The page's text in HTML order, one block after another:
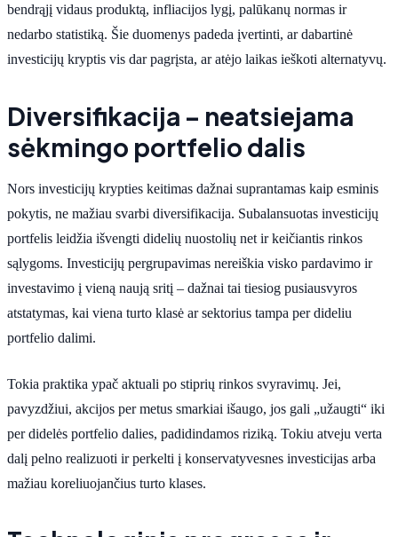
bendrąjį vidaus produktą, infliacijos lygį, palūkanų normas ir
nedarbo statistiką. Šie duomenys padeda įvertinti, ar dabartinė
investicijų kryptis vis dar pagrįsta, ar atėjo laikas ieškoti alternatyvų.
Diversifikacija – neatsiejama
sėkmingo portfelio dalis
Nors investicijų krypties keitimas dažnai suprantamas kaip esminis
pokytis, ne mažiau svarbi diversifikacija. Subalansuotas investicijų
portfelis leidžia išvengti didelių nuostolių net ir keičiantis rinkos
sąlygoms. Investicijų pergrupavimas nereiškia visko pardavimo ir
investavimo į vieną naują sritį – dažnai tai tiesiog pusiausvyros
atstatymas, kai viena turto klasė ar sektorius tampa per dideliu
portfelio dalimi.
Tokia praktika ypač aktuali po stiprių rinkos svyravimų. Jei,
pavyzdžiui, akcijos per metus smarkiai išaugo, jos gali „užaugti“ iki
per didelės portfelio dalies, padidindamos riziką. Tokiu atveju verta
dalį pelno realizuoti ir perkelti į konservatyvesnes investicijas arba
mažiau koreliuojančius turto klases.